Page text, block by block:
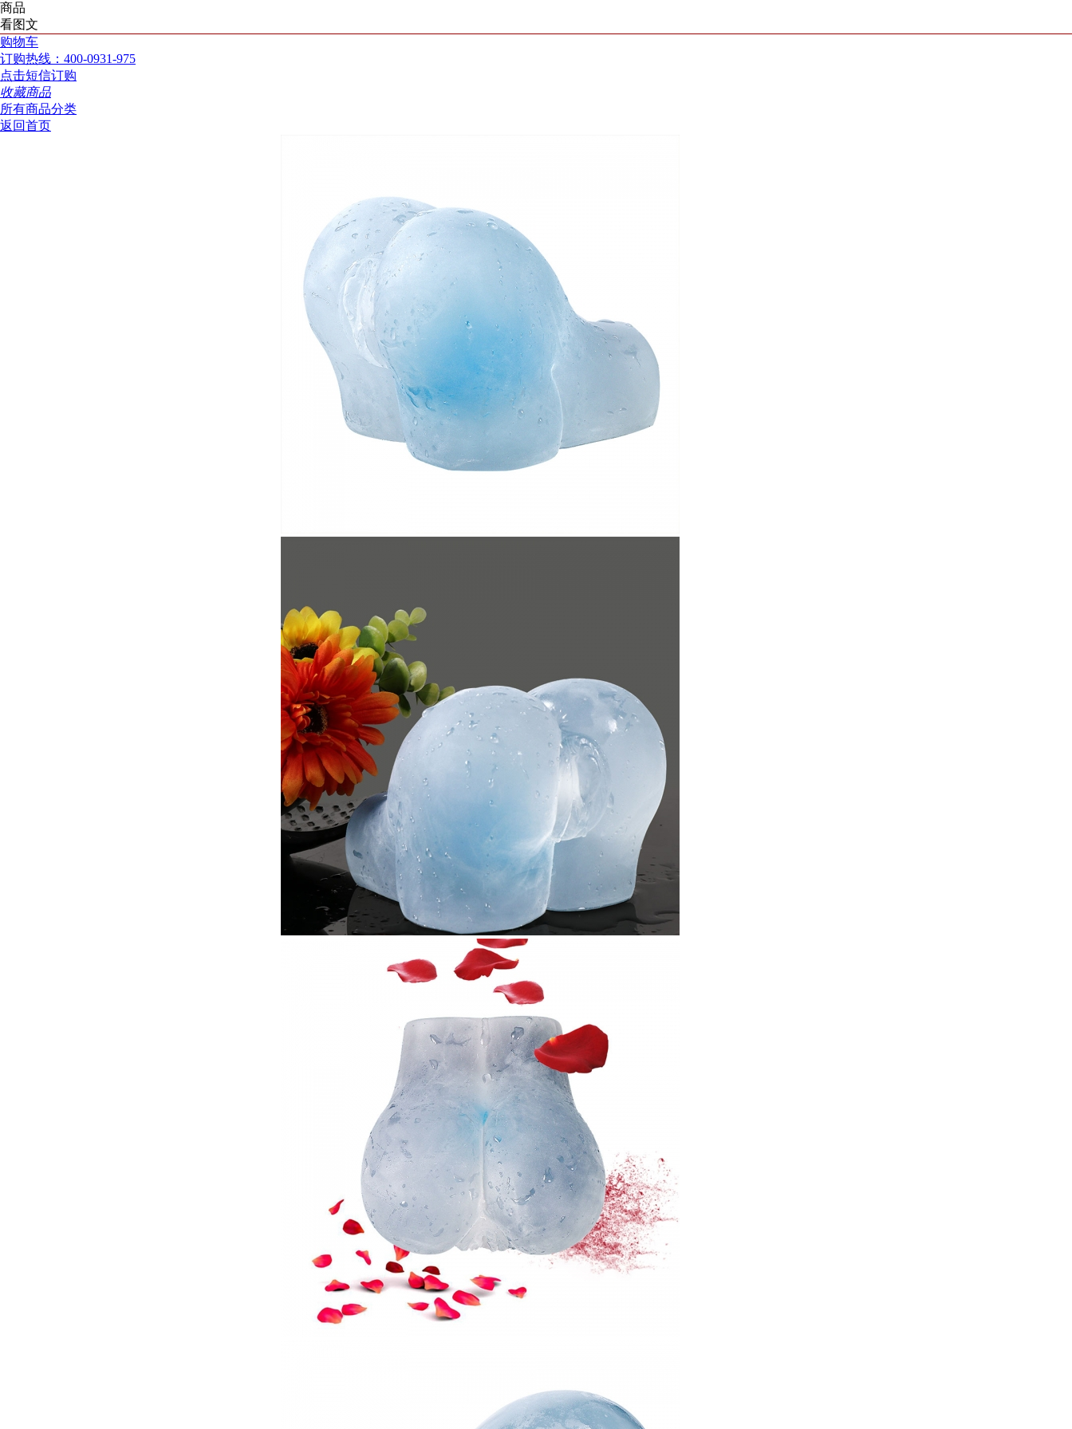
商品
看图文
购物车
订购热线：400-0931-975
点击短信订购
收藏商品
所有商品分类
返回首页